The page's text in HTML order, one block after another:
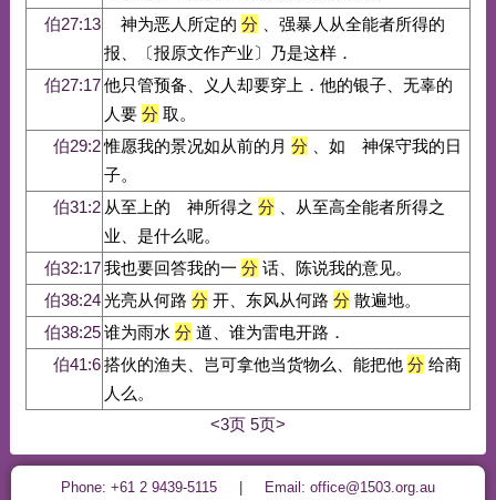
伯27:13
神为恶人所定的 分、强暴人从全能者所得的
报、〔报原文作产业〕乃是这样．
伯27:17他只管预备、义人却要穿上．他的银子、无辜的
人要 分取。
伯29:2惟愿我的景况如从前的月 分、如 神保守我的日
子。
伯31:2 从至上的 神所得之 分、从至高全能者所得之
业、是什么呢。
伯32:17我也要回答我的一 分话、陈说我的意见。
伯38:24光亮从何路 分开、东风从何路 分散遍地。
伯38:25谁为雨水 分道、谁为雷电开路．
伯41:6搭伙的渔夫、岂可拿他当货物么、能把他 分给商
人么。
<3页 5页>
Phone: +61 2 9439-5115 | Email: office@1503.org.au